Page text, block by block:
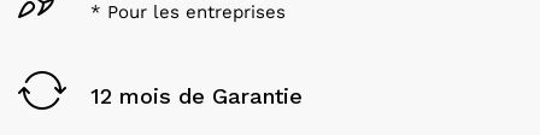
* Pour les entreprises
12 mois de Garantie